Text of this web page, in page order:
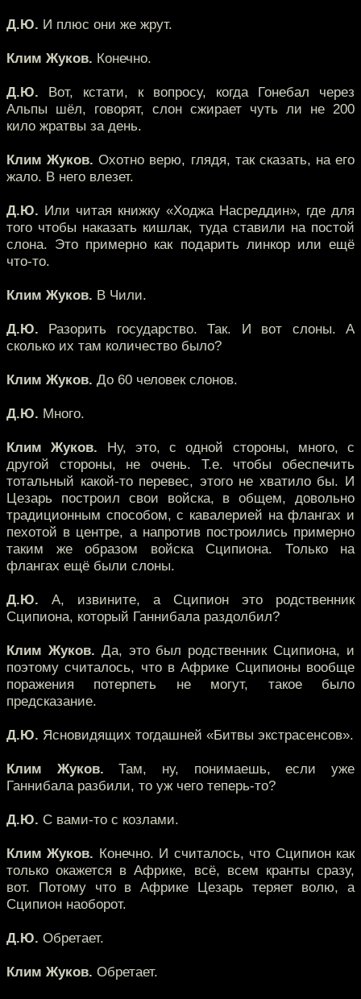
Д.Ю. И плюс они же жрут.
Клим Жуков. Конечно.
Д.Ю. Вот, кстати, к вопросу, когда Гонебал через
Альпы шёл, говорят, слон сжирает чуть ли не 200
кило жратвы за день.
Клим Жуков. Охотно верю, глядя, так сказать, на его
жало. В него влезет.
Д.Ю. Или читая книжку «Ходжа Насреддин», где для
того чтобы наказать кишлак, туда ставили на постой
слона. Это примерно как подарить линкор или ещё
что-то.
Клим Жуков. В Чили.
Д.Ю. Разорить государство. Так. И вот слоны. А
сколько их там количество было?
Клим Жуков. До 60 человек слонов.
Д.Ю. Много.
Клим Жуков. Ну, это, с одной стороны, много, с
другой стороны, не очень. Т.е. чтобы обеспечить
тотальный какой-то перевес, этого не хватило бы. И
Цезарь построил свои войска, в общем, довольно
традиционным способом, с кавалерией на флангах и
пехотой в центре, а напротив построились примерно
таким же образом войска Сципиона. Только на
флангах ещё были слоны.
Д.Ю. А, извините, а Сципион это родственник
Сципиона, который Ганнибала раздолбил?
Клим Жуков. Да, это был родственник Сципиона, и
поэтому считалось, что в Африке Сципионы вообще
поражения потерпеть не могут, такое было
предсказание.
Д.Ю. Ясновидящих тогдашней «Битвы экстрасенсов».
Клим Жуков. Там, ну, понимаешь, если уже
Ганнибала разбили, то уж чего теперь-то?
Д.Ю. С вами-то с козлами.
Клим Жуков. Конечно. И считалось, что Сципион как
только окажется в Африке, всё, всем кранты сразу,
вот. Потому что в Африке Цезарь теряет волю, а
Сципион наоборот.
Д.Ю. Обретает.
Клим Жуков. Обретает.